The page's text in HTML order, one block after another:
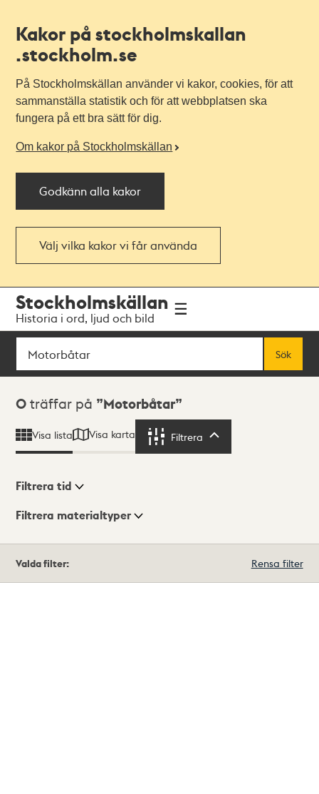
Kakor på stockholmskallan
.stockholm.se
På Stockholmskällan använder vi kakor, cookies, för att
sammanställa statistik och för att webbplatsen ska
fungera på ett bra sätt för dig.
Om kakor på Stockholmskällan
Godkänn alla kakor
Välj vilka kakor vi får använda
navigationen
huvudinnehållet
Stockholmskällan
Historia i ord, ljud och bild
Sök
Sök
Sökresultat
0 träffar på Motorbåtar
Visa lista Visa karta Filtrera
Visningsläge
Filtrera tid
Filtrera materialtyper
träffar
Valda filter: Rensa filter